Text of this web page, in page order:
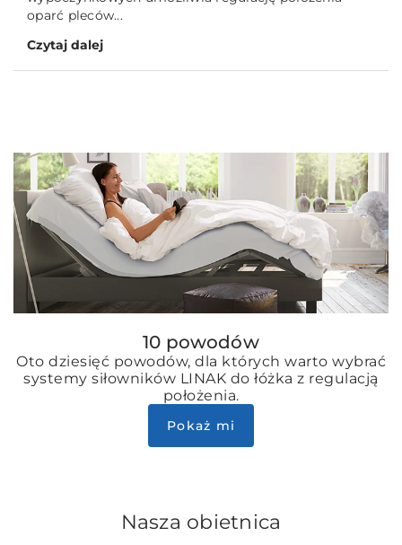
oparć pleców...
Czytaj dalej
10 powodów
Oto dziesięć powodów, dla których warto wybrać
systemy siłowników LINAK do łóżka z regulacją
położenia.
Pokaż mi
Nasza obietnica